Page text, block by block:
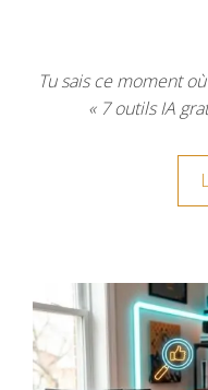
Tu sais ce moment
« 7 outils IA